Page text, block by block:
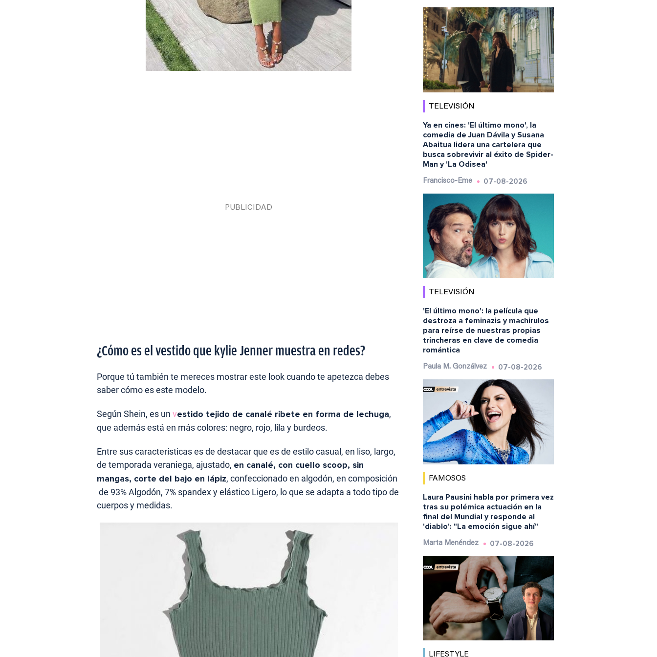
¿Cómo es el vestido que kylie Jenner muestra en redes?
Porque tú también te mereces mostrar este look cuando te apetezca debes
saber cómo es este modelo.
Según Shein, es un vestido tejido de canalé ribete en forma de lechuga,
que además está en más colores: negro, rojo, lila y burdeos.
Entre sus características es de destacar que es de estilo casual, en liso, largo,
de temporada veraniega, ajustado, en canalé, con cuello scoop, sin
mangas, corte del bajo en lápiz, confeccionado en algodón, en composición
de 93% Algodón, 7% spandex y elástico Ligero, lo que se adapta a todo tipo de
cuerpos y medidas.
TELEVISIÓN
Ya en cines: 'El último mono', la
comedia de Juan Dávila y Susana
Abaitua lidera una cartelera que
busca sobrevivir al éxito de Spider-
Man y 'La Odisea'
Francisco-Eme 07-08-2026
TELEVISIÓN
'El último mono': la película que
destroza a feminazis y machirulos
para reírse de nuestras propias
trincheras en clave de comedia
romántica
Paula M. Gonzálvez 07-08-2026
FAMOSOS
Laura Pausini habla por primera vez
tras su polémica actuación en la
final del Mundial y responde al
'diablo': "La emoción sigue ahí"
Marta Menéndez 07-08-2026
LIFESTYLE